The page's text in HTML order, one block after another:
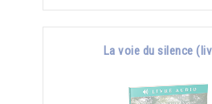
La voie du silence